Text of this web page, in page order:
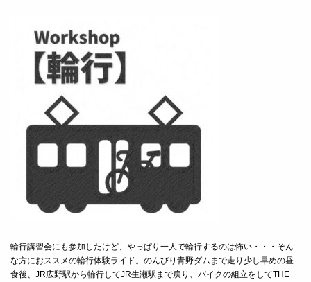
輪行講習会にも参加したけど、やっぱり一人で輪行するのは怖い・・・そん
な方におススメの輪行体験ライド。のんびり青野ダムまで走り少し早めの昼
食後、JR広野駅から輪行してJR生瀬駅まで戻り、バイクの組立をしてTHE